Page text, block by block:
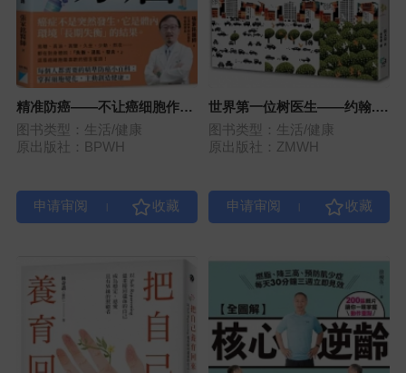
精准防癌——不让癌细胞作
恶，精准预防癌变之路
图书类型：生活/健康
原出版社：BPWH
世界第一位树医生——约翰.戴
维
图书类型：生活/健康
原出版社：ZMWH